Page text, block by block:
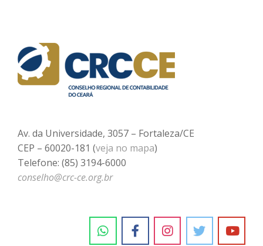
Av. da Universidade, 3057 – Fortaleza/CE
CEP – 60020-181 (veja no mapa)
Telefone: (85) 3194-6000
conselho@crc-ce.org.br